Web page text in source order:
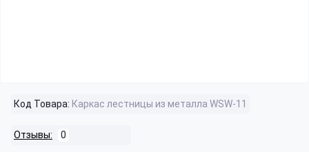
Код Товара: Каркас лестницы из металла WSW-11
Отзывы: 0